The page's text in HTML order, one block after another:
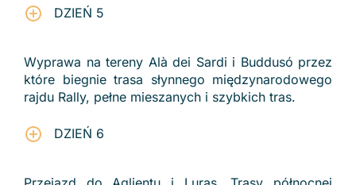
DZIEŃ 5
Wyprawa na tereny Alà dei Sardi i Buddusó przez
które biegnie trasa słynnego międzynarodowego
rajdu Rally, pełne mieszanych i szybkich tras.
DZIEŃ 6